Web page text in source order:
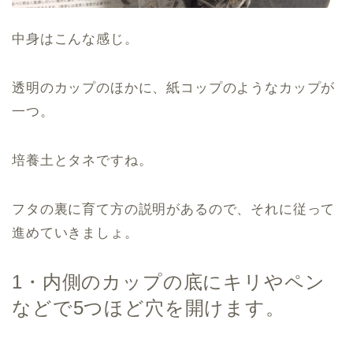
中身はこんな感じ。
透明のカップのほかに、紙コップのようなカップが
一つ。
培養土とタネですね。
フタの裏に育て方の説明があるので、それに従って
進めていきましょ。
1・内側のカップの底にキリやペン
などで5つほど穴を開けます。